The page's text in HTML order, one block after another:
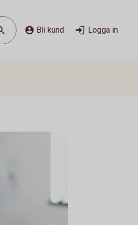
Bli kund Logga in